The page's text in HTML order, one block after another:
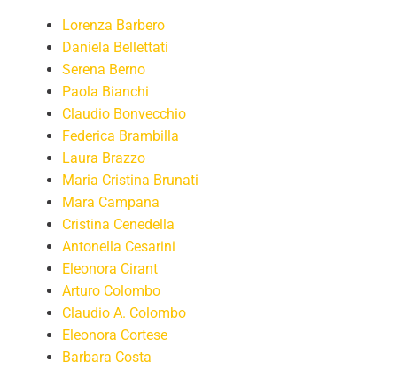
Lorenza Barbero
Daniela Bellettati
Serena Berno
Paola Bianchi
Claudio Bonvecchio
Federica Brambilla
Laura Brazzo
Maria Cristina Brunati
Mara Campana
Cristina Cenedella
Antonella Cesarini
Eleonora Cirant
Arturo Colombo
Claudio A. Colombo
Eleonora Cortese
Barbara Costa